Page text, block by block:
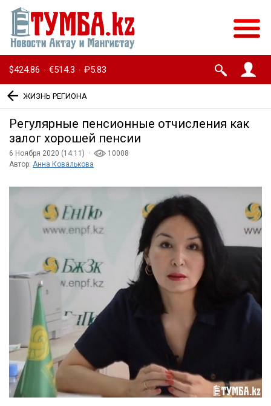
$424.86 · €514.3 · ₽5.83
ЖИЗНЬ РЕГИОНА
Регулярные пенсионные отчисления как
залог хорошей пенсии
6 Ноября 2020 (14:11) ·
10008
Автор: Анна Ковалькова